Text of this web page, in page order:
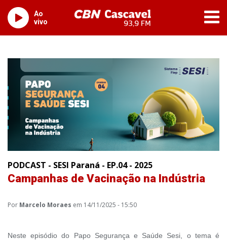
Ao
vivo
PODCAST - SESI Paraná - EP.04 - 2025
Campanhas de Vacinação na Indústria
Por Marcelo Moraes em 14/11/2025 - 15:50
Neste episódio do Papo Segurança e Saúde Sesi, o tema é